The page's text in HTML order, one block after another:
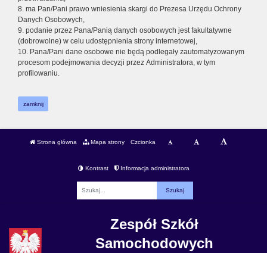
8. ma Pan/Pani prawo wniesienia skargi do Prezesa Urzędu Ochrony
Danych Osobowych,
9. podanie przez Pana/Panią danych osobowych jest fakultatywne
(dobrowolne) w celu udostępnienia strony internetowej,
10. Pana/Pani dane osobowe nie będą podlegały zautomatyzowanym
procesom podejmowania decyzji przez Administratora, w tym
profilowaniu.
zamknij
Strona główna Mapa strony Czcionka
Kontrast Informacja administratora
Zespół Szkół
Samochodowych